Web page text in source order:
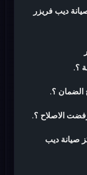
ديب فريزر
.
الضمان ؟.
الاصلاح ؟.
صيانة ديب